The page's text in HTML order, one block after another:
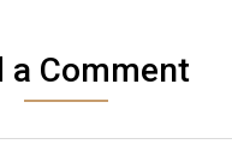
a Comment